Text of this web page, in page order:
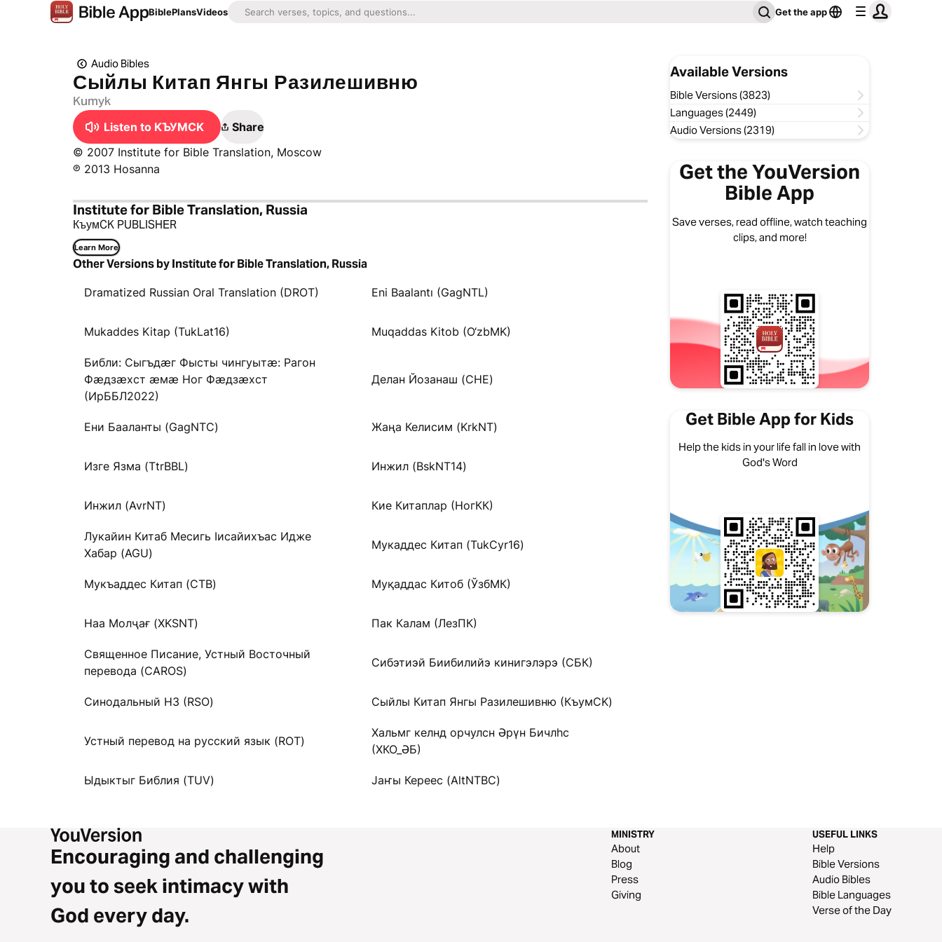
BiblePlansVideos Get the app
Audio Bibles
Сыйлы Китап Янгы Разилешивню
Kumyk
Listen to КЪУМCK
Share
© 2007 Institute for Bible Translation, Moscow
℗ 2013 Hosanna
Institute for Bible Translation, Russia
КъумCK PUBLISHER
Learn More
Other Versions by Institute for Bible Translation, Russia
Dramatized Russian Oral Translation (DROT) Enі Baalantı (GagNTL)
Mukaddes Kitap (TukLat16) Muqaddas Kitob (O‘zbMK)
Библи: Сыгъдӕг Фысты чингуытӕ: Рагон
Фӕдзӕхст ӕмӕ Ног Фӕдзӕхст
(ИрББЛ2022)
Делан Йозанаш (CHE)
Ени Бааланты (GagNTC) Жаңа Келисим (KrkNT)
Изге Язма (TtrBBL) Инжил (BskNT14)
Инжил (AvrNT) Кие Китаплар (НогКК)
Лукайин Китаб Месигь Ӏисайихъас Идже
Хабар (AGU)
Мукаддес Китап (TukCyr16)
Мукъаддес Китап (CTB) Муқаддас Китоб (ЎзбМК)
Наа Молҷағ (XKSNT) Пак Калам (ЛезПК)
Священное Писание, Устный Восточный
перевода (CAROS)
Сибэтиэй Биибилийэ кинигэлэрэ (СБК)
Синодальный НЗ (RSO) Сыйлы Китап Янгы Разилешивню (КъумCK)
Устный перевод на русский язык (ROT)
Хальмг келнд орчулсн Әрүн Бичлһс
(ХКО_ӘБ)
Ыдыктыг Библия (TUV) Јаҥы Кереес (AltNTBC)
Available Versions
Bible Versions (3823)
Languages (2449)
Audio Versions (2319)
Get the YouVersion
Bible App
Save verses, read offline, watch teaching
clips, and more!
Get Bible App for Kids
Help the kids in your life fall in love with
God's Word
Encouraging and challenging
you to seek intimacy with
God every day.
MINISTRY
About
Blog
Press
Giving
USEFUL LINKS
Help
Bible Versions
Audio Bibles
Bible Languages
Verse of the Day